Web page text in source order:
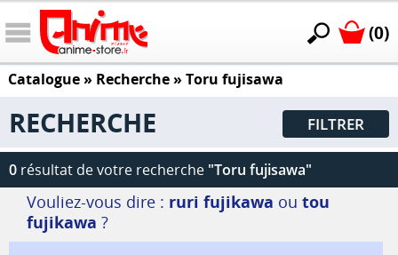
(0)
Catalogue» Recherche » Toru fujisawa
RECHERCHE FILTRER
0 résultat de votre recherche "Toru fujisawa"
Vouliez-vous dire : ruri fujikawa ou tou
fujikawa ?